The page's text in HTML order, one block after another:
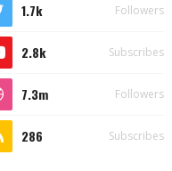
1.7k Followers
2.8k Subscribes
7.3m Followers
286 Subscribes